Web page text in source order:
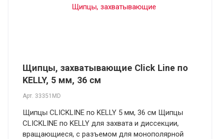
Щипцы, захватывающие Click Line по
KELLY, 5 мм, 36 см
Арт. 33351MD
Щипцы CLICKLINE по KELLY 5 мм, 36 см Щипцы
CLICKLINE по KELLY для захвата и диссекции,
вращающиеся, с разъемом для монополярной